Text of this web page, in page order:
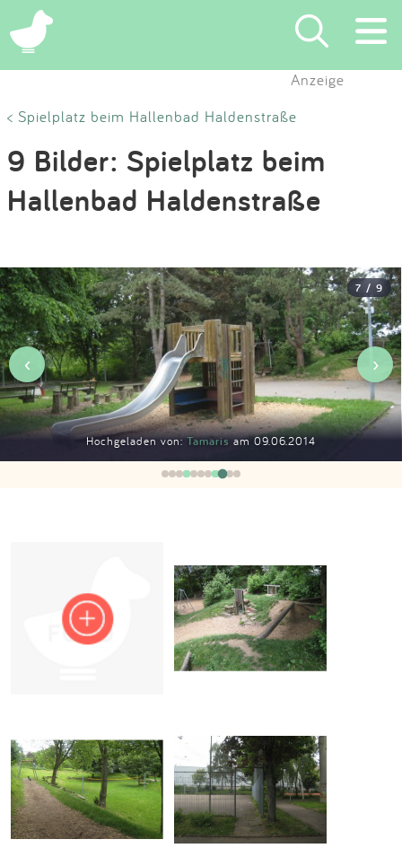
×
Suchen
Eintragen
App
Blog
Partner
Kontakt
Impressum
Anmelden
Anzeige
< Spielplatz beim Hallenbad Haldenstraße
9 Bilder: Spielplatz beim
Hallenbad Haldenstraße
Hochgeladen von:Tamarisam 09.06.2014
7 / 9
‹ ›